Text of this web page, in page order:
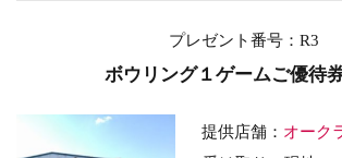
プレゼント番号：R3
ボウリング１ゲームご優待
提供店舗： オーク